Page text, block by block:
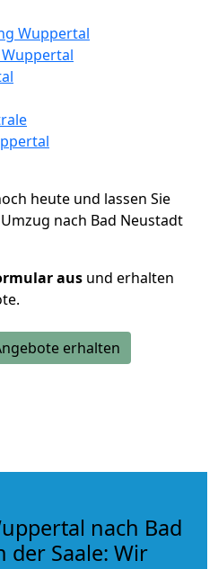
Wuppertal
heute und lassen Sie
nach Bad Neustadt
aus und erhalten
erhalten
nach Bad
der Saale: Wir